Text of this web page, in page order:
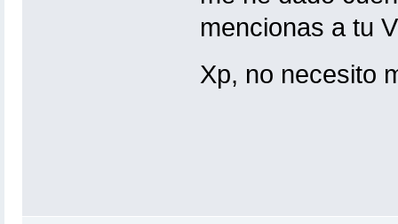
mencionas a tu
Xp, no necesito